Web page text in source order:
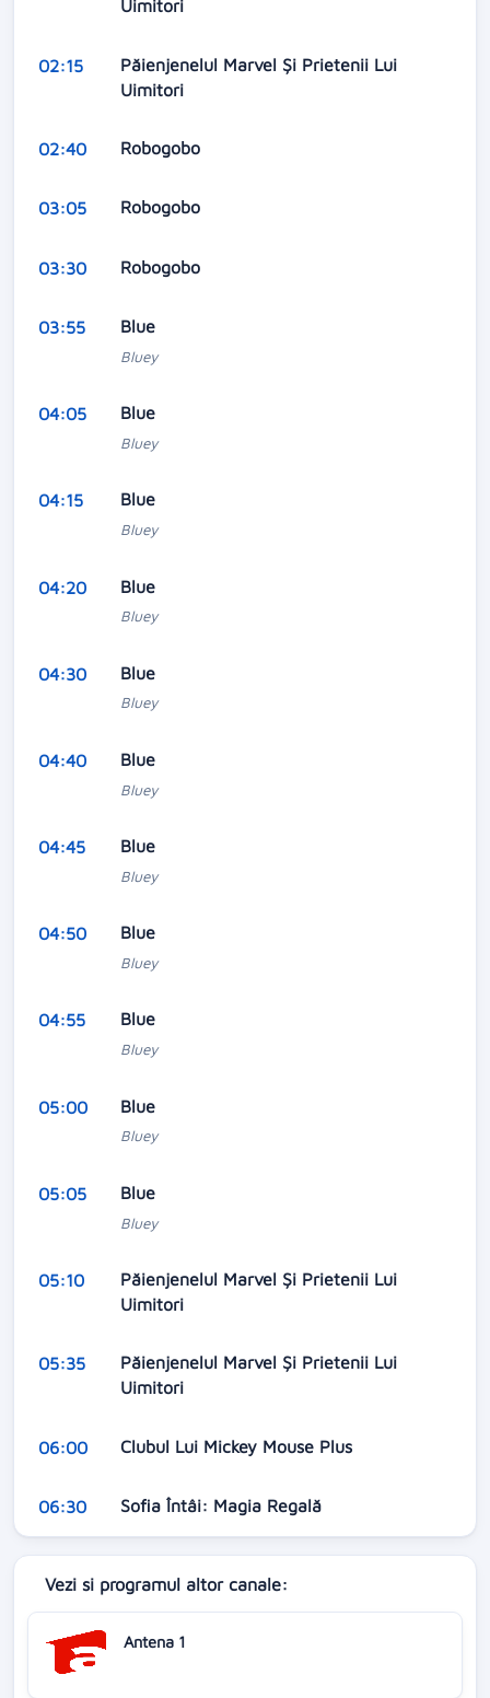
Uimitori
02:15
Păienjenelul Marvel Și Prietenii Lui
Uimitori
02:40 Robogobo
03:05 Robogobo
03:30 Robogobo
03:55 Blue
Bluey
04:05 Blue
Bluey
04:15 Blue
Bluey
04:20 Blue
Bluey
04:30 Blue
Bluey
04:40 Blue
Bluey
04:45 Blue
Bluey
04:50 Blue
Bluey
04:55 Blue
Bluey
05:00 Blue
Bluey
05:05 Blue
Bluey
05:10
Păienjenelul Marvel Și Prietenii Lui
Uimitori
05:35
Păienjenelul Marvel Și Prietenii Lui
Uimitori
06:00 Clubul Lui Mickey Mouse Plus
06:30 Sofia Întâi: Magia Regală
Vezi si programul altor canale:
Antena 1